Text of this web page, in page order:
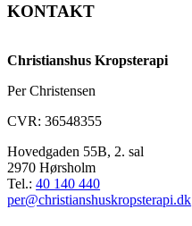
KONTAKT
Christianshus Kropsterapi
Per Christensen
CVR: 36548355
Hovedgaden 55B, 2. sal
2970 Hørsholm
Tel.:40 140 440
per@christianshuskropsterapi.dk